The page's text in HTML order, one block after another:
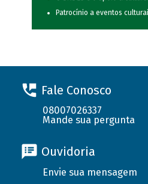
Patrocínio a eventos
Fale Conosco
08007026337
Mande sua pergunta
Ouvidoria
Envie sua mensagem